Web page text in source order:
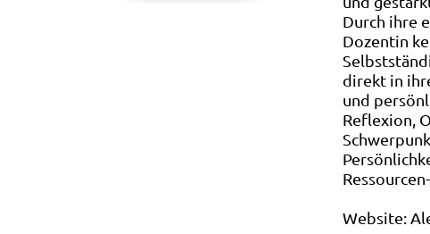
Durch ihre
Dozentin
direkt in
und
Reflexion,
Website: